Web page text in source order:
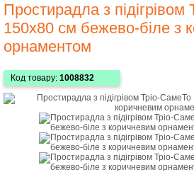
Простирадла з
150х80 см бежево-біле з
орнаментом
Код товару: 1008832